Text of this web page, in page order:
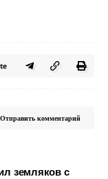
Отправить комментарий
земляков с